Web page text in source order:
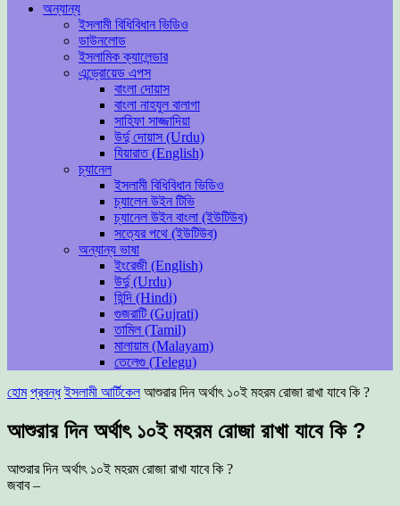
অন্যান্য
ইসলামী বিধিবিধান ভিডিও
ডাউনলোড
ইসলামিক ক্যালেন্ডার
এন্ড্রোয়েড এপস
বাংলা দোয়াস
বাংলা নাহযুল বালাগা
সাহিফা সাজ্জাদিয়া
উর্দু দোয়াস (Urdu)
যিয়ারাত (English)
চ্যানেল
ইসলামী বিধিবিধান ভিডিও
চ্যালেন উইন টিভি
চ্যানেল উইন বাংলা (ইউটিউব)
সত্যের পথে (ইউটিউব)
অন্যান্য ভাষা
ইংরেজী (English)
উর্দু (Urdu)
হিন্দি (Hindi)
গুজরাটি (Gujrati)
তামিল (Tamil)
মালায়াম (Malayam)
তেলেগু (Telegu)
হোম প্রবন্ধ ইসলামী আর্টিকেল আশুরার দিন অর্থাৎ ১০ই মহরম রোজা রাখা যাবে কি ?
আশুরার দিন অর্থাৎ ১০ই মহরম রোজা রাখা যাবে কি ?
আশুরার দিন অর্থাৎ ১০ই মহরম রোজা রাখা যাবে কি ?
জবাব –